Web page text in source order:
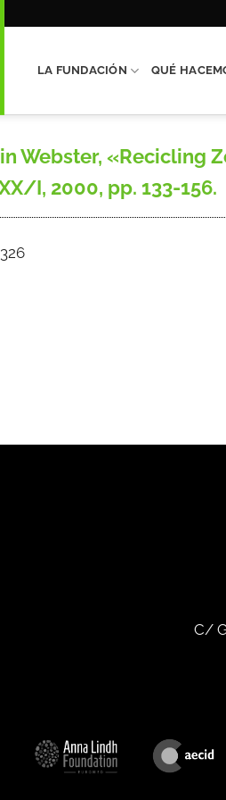
LA FUNDACIÓN QUÉ
Webster, «Recicling
I, 2000, pp. 133-156.
C/